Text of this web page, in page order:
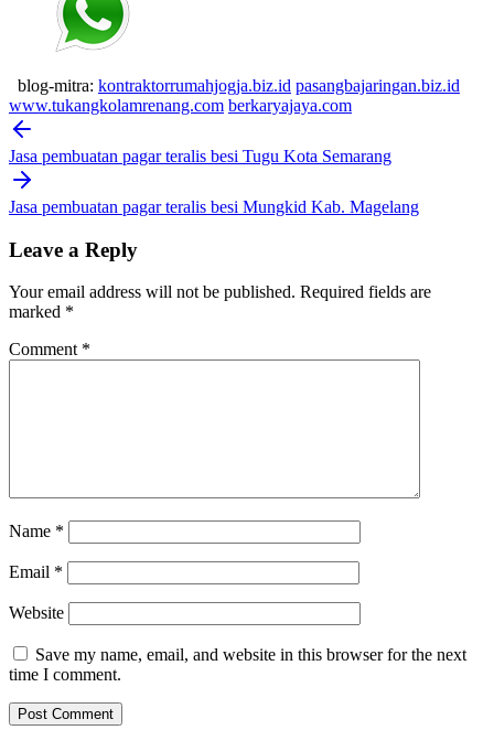
blog-mitra: kontraktorrumahjogja.biz.id pasangbajaringan.biz.id
www.tukangkolamrenang.com berkaryajaya.com
Post
navigation
Jasa pembuatan pagar teralis besi Tugu Kota Semarang
Jasa pembuatan pagar teralis besi Mungkid Kab. Magelang
Leave a Reply
Your email address will not be published. Required fields are
marked *
Comment *
Name *
Email *
Website
Save my name, email, and website in this browser for the next
time I comment.